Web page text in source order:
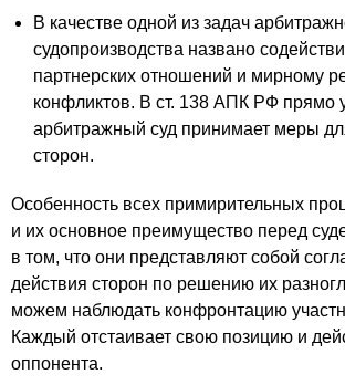
В качестве одной из задач
судопроизводства названо
партнерских отношений и мирному
конфликтов. В ст. 138 АПК РФ прямо
арбитражный суд принимает меры
сторон.
Особенность всех примирительных
и их основное преимущество перед
в том, что они представляют собой
действия сторон по решению их
можем наблюдать конфронтацию
Каждый отстаивает свою позицию и
оппонента.